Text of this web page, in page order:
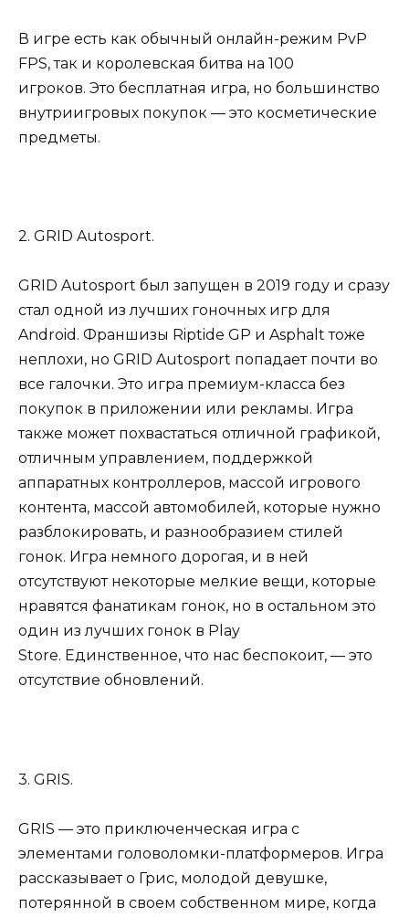
В игре есть как обычный онлайн-режим PvP
FPS, так и королевская битва на 100
игроков. Это бесплатная игра, но большинство
внутриигровых покупок — это косметические
предметы.
2. GRID Autosport.
GRID Autosport был запущен в 2019 году и сразу
стал одной из лучших гоночных игр для
Android. Франшизы Riptide GP и Asphalt тоже
неплохи, но GRID Autosport попадает почти во
все галочки. Это игра премиум-класса без
покупок в приложении или рекламы. Игра
также может похвастаться отличной графикой,
отличным управлением, поддержкой
аппаратных контроллеров, массой игрового
контента, массой автомобилей, которые нужно
разблокировать, и разнообразием стилей
гонок. Игра немного дорогая, и в ней
отсутствуют некоторые мелкие вещи, которые
нравятся фанатикам гонок, но в остальном это
один из лучших гонок в Play
Store. Единственное, что нас беспокоит, — это
отсутствие обновлений.
3. GRIS.
GRIS — это приключенческая игра с
элементами головоломки-платформеров. Игра
рассказывает о Грис, молодой девушке,
потерянной в своем собственном мире, когда